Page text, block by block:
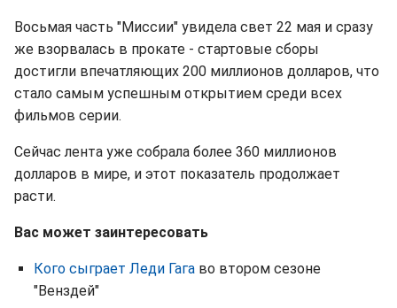
Восьмая часть "Миссии" увидела свет 22 мая и сразу
же взорвалась в прокате - стартовые сборы
достигли впечатляющих 200 миллионов долларов, что
стало самым успешным открытием среди всех
фильмов серии.
Сейчас лента уже собрала более 360 миллионов
долларов в мире, и этот показатель продолжает
расти.
Вас может заинтересовать
Кого сыграет Леди Гага во втором сезоне
"Венздей"